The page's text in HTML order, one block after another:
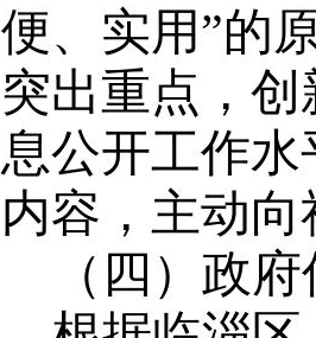
便、实用”的
突出重点，
息公开工作
内容，主动
（四）政